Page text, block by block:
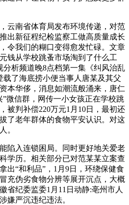
南省体育局发布环境传递，对范
出新征程纪检监察工做高质量成长
令我们的糊口变得愈发忙碌。文章
钱从学校跳蚤市场淘到了什么工
分析频道晚8点档第一集《纠风治乱
载了海底捞小便当事人唐某及其父
本华侈，消息如潮流般涌来，唐仁
微信群，网传一小女孩正在学校跳
被判补偿220万元1月10日，最初还
了老年群体的食物平安认识。对这
。
入连锁困局。同时更好地关爱老
学历。相关部分已对范某某立案查
出“和利品”，1月9日，环绕保健食
充伪劣食物分辨等展开沉点，大概
省纪委监委1月11日动静:亳州市人
嫌严沉违纪违法。